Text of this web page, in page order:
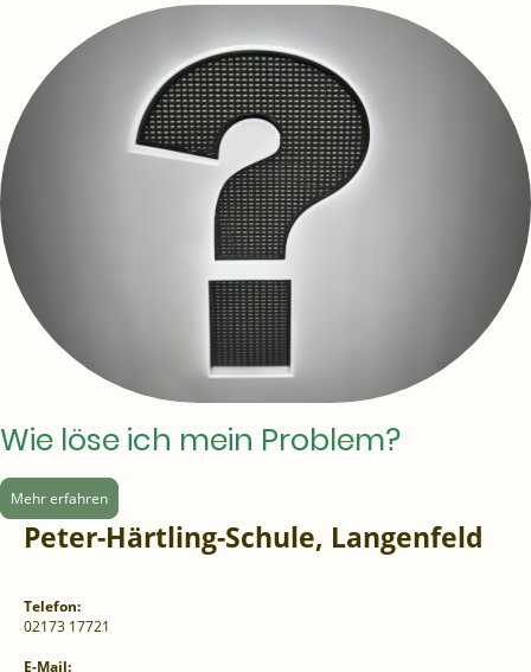
Wie löse ich mein Problem?
Mehr erfahren
Peter-Härtling-Schule, Langenfeld
Telefon:
02173 17721
E-Mail: